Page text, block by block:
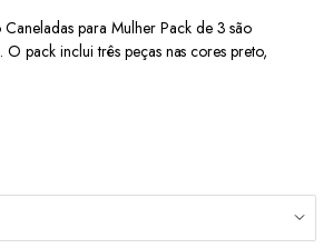
para Mulher Pack de 3 são
pack inclui três peças nas cores preto,